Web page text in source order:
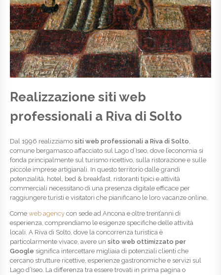
Realizzazione siti web
professionali a Riva di Solto
Dal 1996 realizziamo siti web professionali a Riva di Solto,
comune bergamasco affacciato sul Lago d’Iseo, dove l’economia si
fonda principalmente sul turismo ricettivo, sulla ristorazione e sulle
piccole imprese artigianali. In questo territorio dalle grandi
potenzialità, hotel, bed & breakfast, ristoranti tipici e attività
commerciali necessitano di una presenza digitale efficace per
raggiungere turisti e visitatori che pianificano le loro vacanze online.
Come web agency con sede ad Ancona e oltre trent’anni di
esperienza, comprendiamo le esigenze specifiche delle attività
locali. A Riva di Solto, dove la concorrenza turistica è
particolarmente vivace, avere un sito web ottimizzato per
Google significa intercettare migliaia di potenziali clienti che
cercano strutture ricettive, esperienze gastronomiche e servizi sul
Lago d’Iseo. La differenza tra essere trovati in prima pagina o